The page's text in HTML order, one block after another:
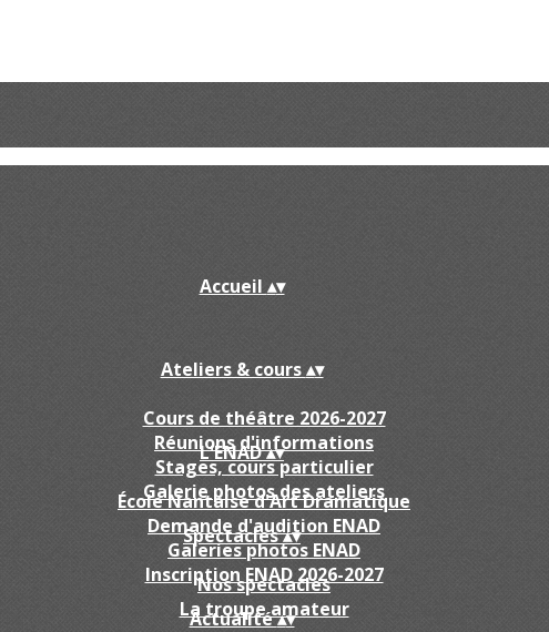
Accueil ▴▾
Ateliers & cours▴▾
Cours de théâtre 2026-2027
Réunions d'informations
Stages, cours particulier
Galerie photos des ateliers
L'ENAD▴▾
École Nantaise d'Art Dramatique
Demande d'audition ENAD
Galeries photos ENAD
Inscription ENAD 2026-2027
Spectacles▴▾
Nos spectacles
La troupe amateur
Actualité▴▾